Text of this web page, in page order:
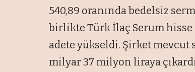
540,89 oranında bedelsiz
birlikte Türk İlaç Serum
adete yükseldi. Şirket mevcut
milyar 37 milyon liraya